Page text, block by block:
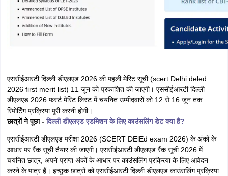
एससीईआरटी दिल्ली डीएलएड 2026 की पहली मेरिट सूची (scert Delhi deled
2026 first merit list) 11 जून को प्रकाशित की जाएगी। एससीईआरटी दिल्ली
डीएलएड 2026 फर्स्ट मेरिट लिस्ट में चयनित उम्मीदवारों को 12 से 16 जून तक
रिपोर्टिंग प्रक्रिया पूरी करनी होगी।
छात्रों ने पूछा -दिल्ली डीएलएड एडमिशन के लिए काउंसलिंग डेट क्या है?
एससीईआरटी डीएलएड परीक्षा 2026 (SCERT DElEd exam 2026) के अंकों के
आधार पर रैंक सूची तैयार की जाएगी। एससीईआरटी डीएलएड रैंक सूची 2026 में
चयनित छात्र, अपने प्राप्त अंकों के आधार पर काउंसलिंग प्रक्रिया के लिए आवेदन
करने के पात्र हैं। इच्छुक छात्रों को एससीईआरटी दिल्ली डीएलएड काउंसलिंग प्रक्रिया